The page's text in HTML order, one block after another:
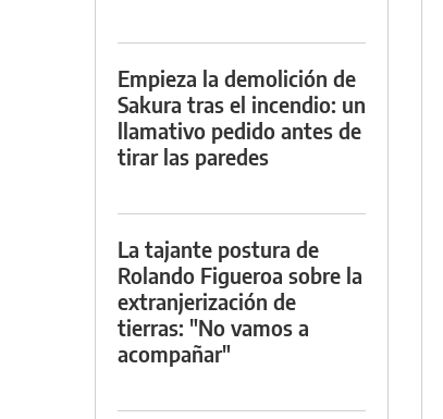
Empieza la demolición de
Sakura tras el incendio: un
llamativo pedido antes de
tirar las paredes
La tajante postura de
Rolando Figueroa sobre la
extranjerización de
tierras: "No vamos a
acompañar"